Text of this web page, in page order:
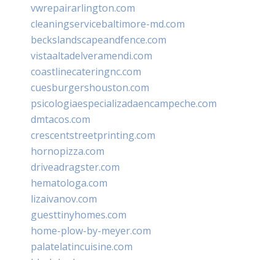
vwrepairarlington.com
cleaningservicebaltimore-md.com
beckslandscapeandfence.com
vistaaltadelveramendi.com
coastlinecateringnc.com
cuesburgershouston.com
psicologiaespecializadaencampeche.com
dmtacos.com
crescentstreetprinting.com
hornopizza.com
driveadragster.com
hematologa.com
lizaivanov.com
guesttinyhomes.com
home-plow-by-meyer.com
palatelatincuisine.com